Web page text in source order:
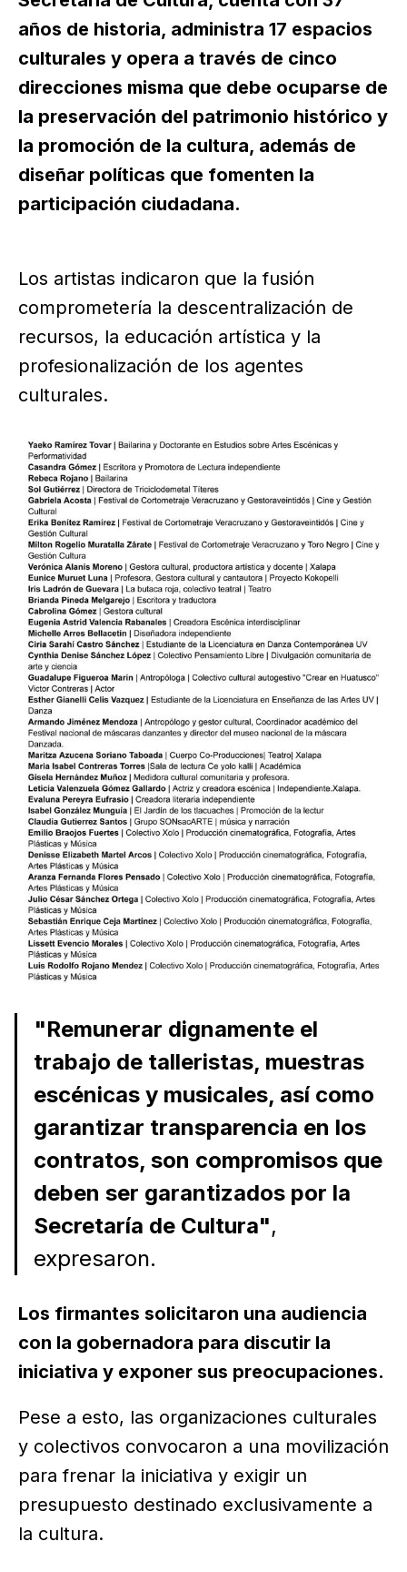
años de historia, administra 17 espacios
culturales y opera a través de cinco
direcciones misma que debe ocuparse de
la preservación del patrimonio histórico y
la promoción de la cultura, además de
diseñar políticas que fomenten la
participación ciudadana.
Los artistas indicaron que la fusión
comprometería la descentralización de
recursos, la educación artística y la
profesionalización de los agentes
culturales.
"Remunerar dignamente el
trabajo de talleristas, muestras
escénicas y musicales, así como
garantizar transparencia en los
contratos, son compromisos que
deben ser garantizados por la
Secretaría de Cultura",
expresaron.
Los firmantes solicitaron una audiencia
con la gobernadora para discutir la
iniciativa y exponer sus preocupaciones.
Pese a esto, las organizaciones culturales
y colectivos convocaron a una movilización
para frenar la iniciativa y exigir un
presupuesto destinado exclusivamente a
la cultura.